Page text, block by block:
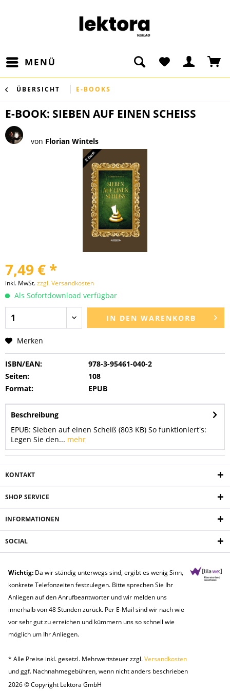
MENÜ
ÜBERSICHT E-BOOKS
E-BOOK: SIEBEN AUF EINEN SCHEISS
von Florian Wintels
7,49 € *
inkl. MwSt.zzgl. Versandkosten
Als Sofortdownload verfügbar
IN DEN WARENKORB
Merken
ISBN/EAN:
978-3-95461-040-2
Seiten:
108
Format:
EPUB
Beschreibung
EPUB: Sieben auf einen Scheiß (803 KB) So funktioniert's:
Legen Sie den... mehr
KONTAKT
SHOP SERVICE
INFORMATIONEN
SOCIAL
Wichtig: Da wir ständig unterwegs sind, ergibt es wenig Sinn,
konkrete Telefonzeiten festzulegen. Bitte sprechen Sie Ihr
Anliegen auf den Anrufbeantworter und wir melden uns
innerhalb von 48 Stunden zurück. Per E-Mail sind wir nach wie
vor sehr gut zu erreichen und kümmern uns so schnell wie
möglich um Ihr Anliegen.
* Alle Preise inkl. gesetzl. Mehrwertsteuer zzgl.Versandkosten
und ggf. Nachnahmegebühren, wenn nicht anders beschrieben
2026 © Copyright Lektora GmbH